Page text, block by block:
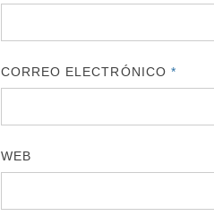
CORREO ELECTRÓNICO *
WEB